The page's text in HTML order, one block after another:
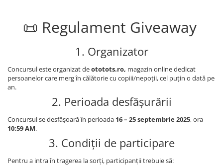
📜 Regulament Giveaway
1. Organizator
Concursul este organizat deototots.ro, magazin online dedicat
persoanelor care merg în călătorie cu copiii/nepoții, cel puțin o dată pe
an.
2. Perioada desfășurării
Concursul se desfășoară în perioada 16 – 25 septembrie 2025, ora
10:59 AM.
3. Condiții de participare
Pentru a intra în tragerea la sorți, participanții trebuie să: